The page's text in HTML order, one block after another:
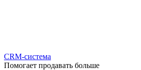
CRM-система
Помогает продавать больше